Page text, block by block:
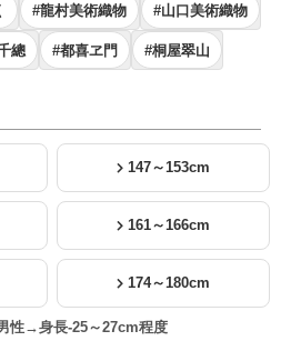
#龍村美術織物 #山口美術織物
總 #都喜ヱ門 #桐屋翠山
147～153cm
161～166cm
174～180cm
性→身長-25～27cm程度